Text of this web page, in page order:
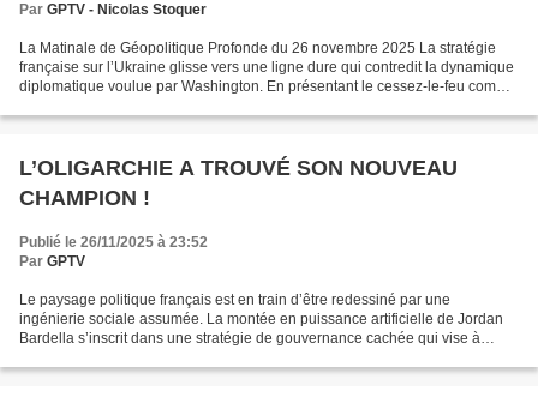
Par GPTV - Nicolas Stoquer
La Matinale de Géopolitique Profonde du 26 novembre 2025 La stratégie
française sur l’Ukraine glisse vers une ligne dure qui contredit la dynamique
diplomatique voulue par Washington. En présentant le cessez-le-feu comme
L’OLIGARCHIE A TROUVÉ SON NOUVEAU
CHAMPION !
Publié le 26/11/2025 à 23:52
Par GPTV
Le paysage politique français est en train d’être redessiné par une
ingénierie sociale assumée. La montée en puissance artificielle de Jordan
Bardella s’inscrit dans une stratégie de gouvernance cachée qui vise à